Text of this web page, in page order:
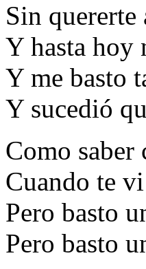
Sin quererte
Y hasta hoy
Y me basto
Y sucedió
Como saber
Cuando te
Pero basto
Pero basto